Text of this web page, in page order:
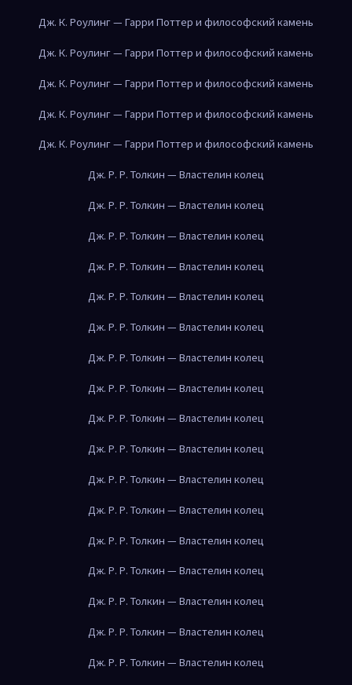
Дж. К. Роулинг — Гарри Поттер и философский камень
Дж. К. Роулинг — Гарри Поттер и философский камень
Дж. К. Роулинг — Гарри Поттер и философский камень
Дж. К. Роулинг — Гарри Поттер и философский камень
Дж. К. Роулинг — Гарри Поттер и философский камень
Дж. Р. Р. Толкин — Властелин колец
Дж. Р. Р. Толкин — Властелин колец
Дж. Р. Р. Толкин — Властелин колец
Дж. Р. Р. Толкин — Властелин колец
Дж. Р. Р. Толкин — Властелин колец
Дж. Р. Р. Толкин — Властелин колец
Дж. Р. Р. Толкин — Властелин колец
Дж. Р. Р. Толкин — Властелин колец
Дж. Р. Р. Толкин — Властелин колец
Дж. Р. Р. Толкин — Властелин колец
Дж. Р. Р. Толкин — Властелин колец
Дж. Р. Р. Толкин — Властелин колец
Дж. Р. Р. Толкин — Властелин колец
Дж. Р. Р. Толкин — Властелин колец
Дж. Р. Р. Толкин — Властелин колец
Дж. Р. Р. Толкин — Властелин колец
Дж. Р. Р. Толкин — Властелин колец